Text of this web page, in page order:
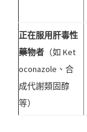
正在服用肝毒性
藥物者 （如 Ket
oconazole、合
成代謝類固醇
等）